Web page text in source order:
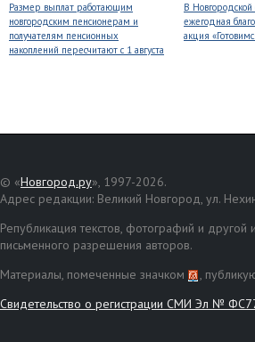
Размер выплат работающим
новгородским пенсионерам и
получателям пенсионных
накоплений пересчитают с 1 августа
В Новгородской
ежегодная
акция
© «Новгород.ру», 1997-2026.
Адрес редакции: Великий Новгород, ул.
Републикация текстов, фотографий и
письменного разрешения авторов.
Материалы, помеченные значком
,
Свидетельство о регистрации СМИ Эл №